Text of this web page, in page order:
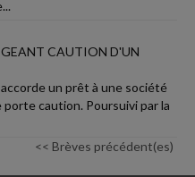
CAUTION D'UN
un prêt à une société
caution. Poursuivi par la
<< Brèves précédent(es)